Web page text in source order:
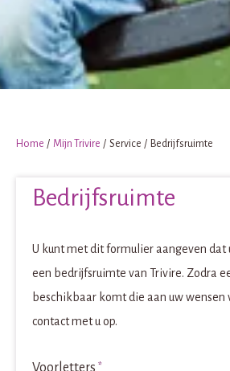
Home Mijn Trivire Service Bedrijfsruimte
Bedrijfsruimte
U kunt met dit formulier aangeven dat
een bedrijfsruimte van Trivire. Zodra
beschikbaar komt die aan uw
contact met u op.
Voorletters *